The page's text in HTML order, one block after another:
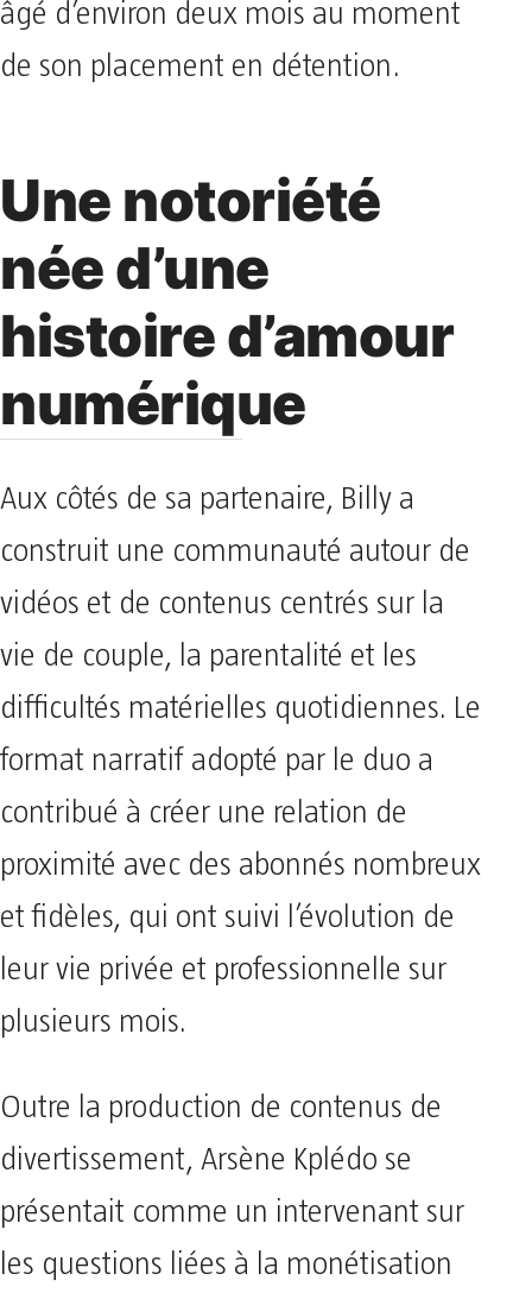
âgé d’environ deux mois au moment
de son placement en détention.
Une notoriété
née d’une
histoire d’amour
numérique
Aux côtés de sa partenaire, Billy a
construit une communauté autour de
vidéos et de contenus centrés sur la
vie de couple, la parentalité et les
difficultés matérielles quotidiennes. Le
format narratif adopté par le duo a
contribué à créer une relation de
proximité avec des abonnés nombreux
et fidèles, qui ont suivi l’évolution de
leur vie privée et professionnelle sur
plusieurs mois.
Outre la production de contenus de
divertissement, Arsène Kplédo se
présentait comme un intervenant sur
les questions liées à la monétisation